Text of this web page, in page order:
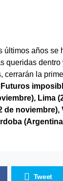
últimos años se
queridas dentro
cerrarán la
Lima
de noviembre),
Tweet